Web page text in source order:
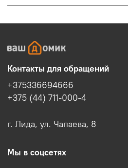
Контакты для обращений
+375336694666
+375 (44) 711-000-4
г. Лида, ул. Чапаева, 8
Мы в соцсетях